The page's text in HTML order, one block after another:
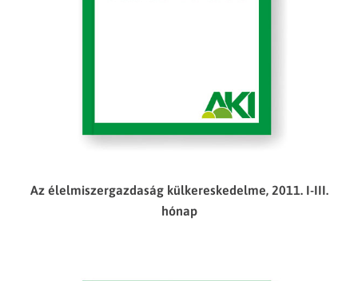
Az élelmiszergazdaság külkereskedelme, 2011. I-III.
hónap